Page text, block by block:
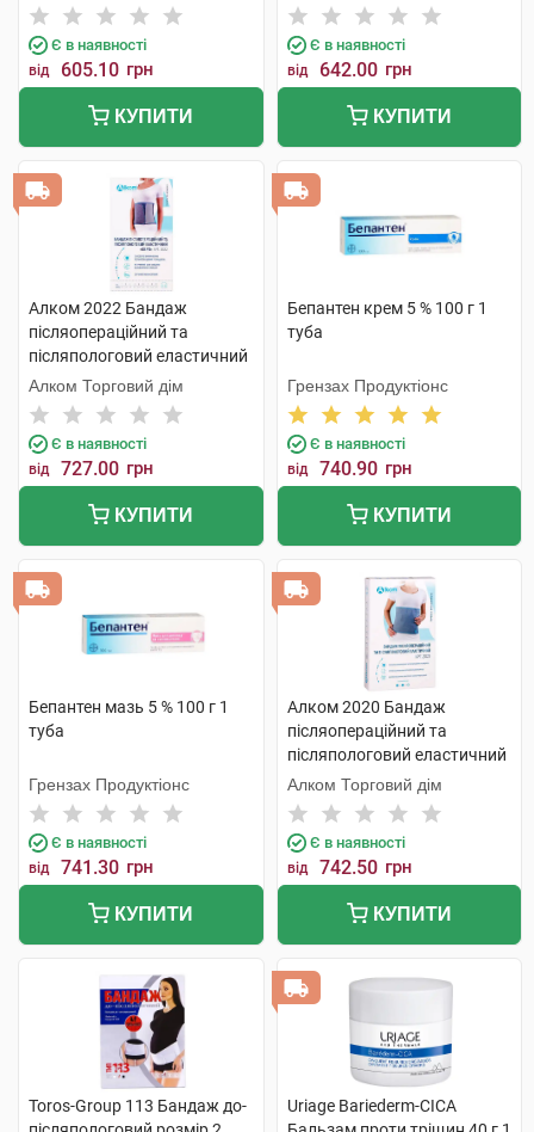
Є в наявності
від 605.10 грн
КУПИТИ
Є в наявності
від 642.00 грн
КУПИТИ
Алком 2022 Бандаж
післяопераційний та
післяпологовий еластичний
Євро розмір 2 1 шт
Алком Торговий дім
Є в наявності
від 727.00 грн
КУПИТИ
Бепантен крем 5 % 100 г 1
туба
Грензах Продуктіонс
Є в наявності
від 740.90 грн
КУПИТИ
Бепантен мазь 5 % 100 г 1
туба
Грензах Продуктіонс
Є в наявності
від 741.30 грн
КУПИТИ
Алком 2020 Бандаж
післяопераційний та
післяпологовий еластичний
розмір 1 1 шт
Алком Торговий дім
Є в наявності
від 742.50 грн
КУПИТИ
Toros-Group 113 Бандаж до-
Uriage Bariederm-CICA